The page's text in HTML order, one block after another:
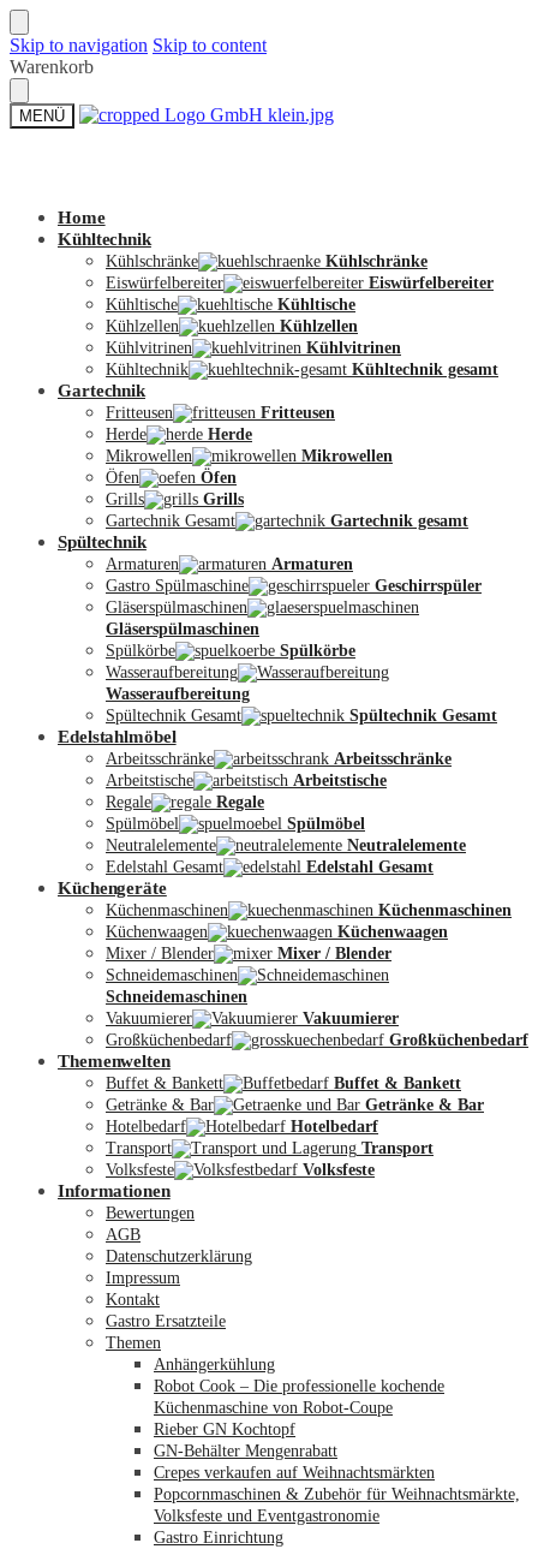
Skip to navigation Skip to content
Warenkorb
MENÜ
Zum Shop
Kontakt
Mein Konto
Home
Kühltechnik
Kühlschränke
Kühlschränke
Eiswürfelbereiter
Eiswürfelbereiter
Kühltische
Kühltische
Kühlzellen
Kühlzellen
Kühlvitrinen
Kühlvitrinen
Kühltechnik
Kühltechnik gesamt
Gartechnik
Fritteusen
Fritteusen
Herde
Herde
Mikrowellen
Mikrowellen
Öfen
Öfen
Grills
Grills
Gartechnik Gesamt
Gartechnik gesamt
Spültechnik
Armaturen
Armaturen
Gastro Spülmaschine
Geschirrspüler
Gläserspülmaschinen
Gläserspülmaschinen
Spülkörbe
Spülkörbe
Wasseraufbereitung
Wasseraufbereitung
Spültechnik Gesamt
Spültechnik Gesamt
Edelstahlmöbel
Arbeitsschränke
Arbeitsschränke
Arbeitstische
Arbeitstische
Regale
Regale
Spülmöbel
Spülmöbel
Neutralelemente
Neutralelemente
Edelstahl Gesamt
Edelstahl Gesamt
Küchengeräte
Küchenmaschinen
Küchenmaschinen
Küchenwaagen
Küchenwaagen
Mixer / Blender
Mixer / Blender
Schneidemaschinen
Schneidemaschinen
Vakuumierer
Vakuumierer
Großküchenbedarf
Großküchenbedarf
Themenwelten
Buffet & Bankett
Buffet & Bankett
Getränke & Bar
Getränke & Bar
Hotelbedarf
Hotelbedarf
Transport
Transport
Volksfeste
Volksfeste
Informationen
Bewertungen
AGB
Datenschutzerklärung
Impressum
Kontakt
Gastro Ersatzteile
Themen
Anhängerkühlung
Robot Cook – Die professionelle kochende
Küchenmaschine von Robot-Coupe
Rieber GN Kochtopf
GN-Behälter Mengenrabatt
Crepes verkaufen auf Weihnachtsmärkten
Popcornmaschinen & Zubehör für Weihnachtsmärkte,
Volksfeste und Eventgastronomie
Gastro Einrichtung